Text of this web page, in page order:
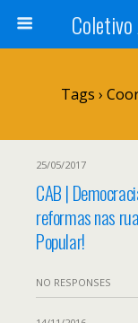
Coletivo
Tags ›
25/05/2017
CAB |
reformas nas
Popular!
NO RESPONSES